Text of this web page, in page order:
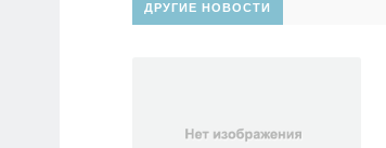
ДРУГИЕ НОВОСТИ